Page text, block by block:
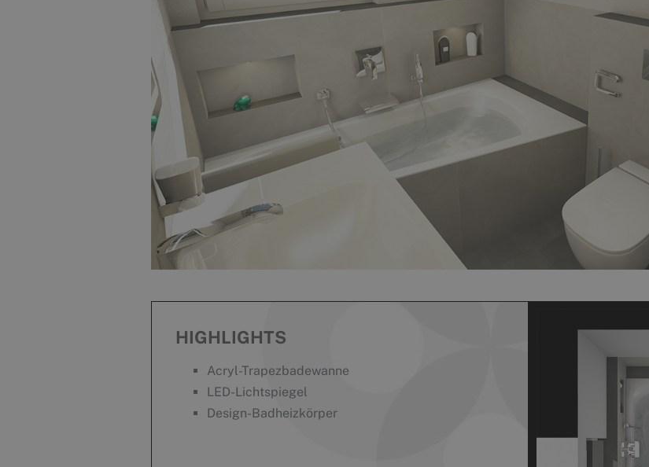
HIGHLIGHTS
Acryl-Trapezbadewanne
LED-Lichtspiegel
Design-Badheizkörper